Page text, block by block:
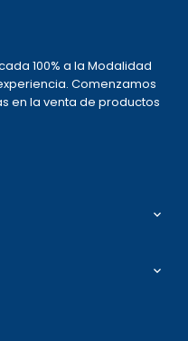
100% a la Modalidad
Comenzamos
en la venta de productos

